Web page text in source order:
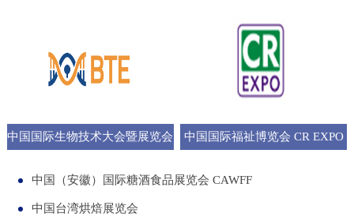
中国国际生物技术大会暨展览会 中国国际福祉博览会 CR EXPO
中国（安徽）国际糖酒食品展览会 CAWFF
中国台湾烘焙展览会